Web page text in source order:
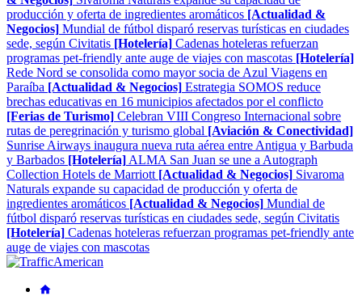
producción y oferta de ingredientes aromáticos [Actualidad &
Negocios] Mundial de fútbol disparó reservas turísticas en ciudades
sede, según Civitatis [Hotelería] Cadenas hoteleras refuerzan
programas pet-friendly ante auge de viajes con mascotas [Hotelería]
Rede Nord se consolida como mayor socia de Azul Viagens en
Paraíba [Actualidad & Negocios] Estrategia SOMOS reduce
brechas educativas en 16 municipios afectados por el conflicto
[Ferias de Turismo] Celebran VIII Congreso Internacional sobre
rutas de peregrinación y turismo global [Aviación & Conectividad]
Sunrise Airways inaugura nueva ruta aérea entre Antigua y Barbuda
y Barbados [Hotelería] ALMA San Juan se une a Autograph
Collection Hotels de Marriott [Actualidad & Negocios] Sivaroma
Naturals expande su capacidad de producción y oferta de
ingredientes aromáticos [Actualidad & Negocios] Mundial de
fútbol disparó reservas turísticas en ciudades sede, según Civitatis
[Hotelería] Cadenas hoteleras refuerzan programas pet-friendly ante
auge de viajes con mascotas